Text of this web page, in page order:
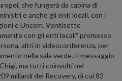
che fungerà da cabina di
e anche gli enti locali, con i
e Uncem. Ventisette
con gli enti locali" promesso
altri in videoconferenza, per
nella sala verde. Il messaggio
ma tutti coinvolti nel
miliardi del Recovery, di cui 82